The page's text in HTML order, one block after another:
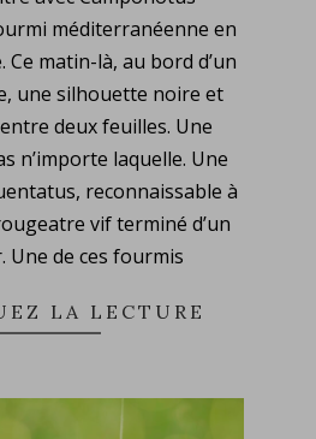
méditerranéenne en
Ce matin-là, au bord d’un
une silhouette noire et
deux feuilles. Une
n’importe laquelle. Une
reconnaissable à
vif terminé d’un
Une de ces fourmis
LA LECTURE